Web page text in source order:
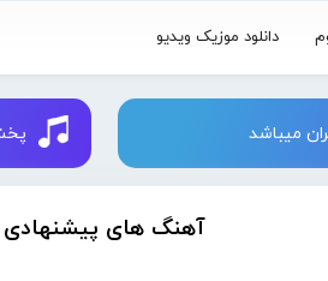
دانلود موزیک ویدیو
میباشد
آهنگ های پیشنهادی